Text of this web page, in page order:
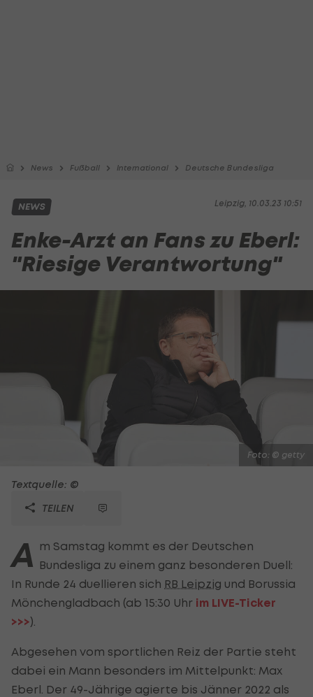
News Fußball International Deutsche Bundesliga
Leipzig, 10.03.23 10:51
NEWS
Enke-Arzt an Fans zu Eberl:
"Riesige Verantwortung"
Foto: © getty
Textquelle: ©
TEILEN
A m Samstag kommt es der Deutschen
Bundesliga zu einem ganz besonderen Duell:
In Runde 24 duellieren sich RB Leipzig und Borussia
Mönchengladbach (ab 15:30 Uhr im LIVE-Ticker
>>>).
Abgesehen vom sportlichen Reiz der Partie steht
dabei ein Mann besonders im Mittelpunkt: Max
Eberl. Der 49-Jährige agierte bis Jänner 2022 als